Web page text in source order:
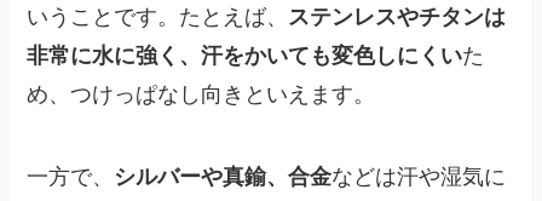
いうことです。たとえば、 ステンレスやチタンは
非常に水に強く、汗をかいても変色しにくいた
め、つけっぱなし向きといえます。
一方で、 シルバーや真鍮、合金などは汗や湿気に